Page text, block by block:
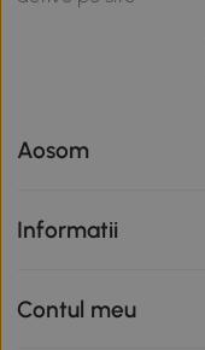
Aosom
Informatii
Contul meu